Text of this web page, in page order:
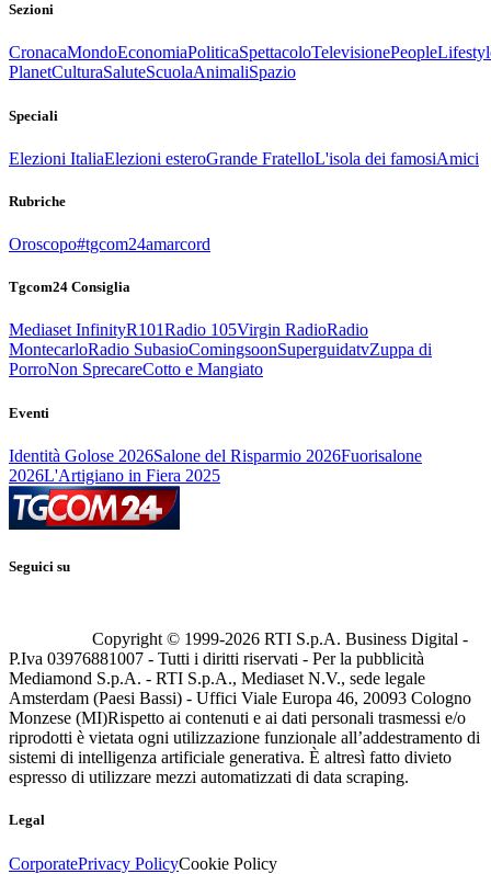
Sezioni
CronacaMondoEconomiaPoliticaSpettacoloTelevisionePeople
PlanetCulturaSaluteScuolaAnimaliSpazio
Speciali
Elezioni ItaliaElezioni esteroGrande FratelloL'isola dei famosiAmici
Rubriche
Oroscopo#tgcom24amarcord
Tgcom24 Consiglia
Mediaset InfinityR101Radio 105Virgin RadioRadio
MontecarloRadio SubasioComingsoonSuperguidatvZuppa di
PorroNon SprecareCotto e Mangiato
Eventi
Identità Golose 2026Salone del Risparmio 2026Fuorisalone
2026L'Artigiano in Fiera 2025
Seguici su
Copyright © 1999-2026 RTI S.p.A. Business Digital -
P.Iva 03976881007 - Tutti i diritti riservati - Per la pubblicità
Mediamond S.p.A. - RTI S.p.A., Mediaset N.V., sede legale
Amsterdam (Paesi Bassi) - Uffici Viale Europa 46, 20093 Cologno
Monzese (MI)Rispetto ai contenuti e ai dati personali trasmessi e/o
riprodotti è vietata ogni utilizzazione funzionale all’addestramento di
sistemi di intelligenza artificiale generativa. È altresì fatto divieto
espresso di utilizzare mezzi automatizzati di data scraping.
Legal
CorporatePrivacy PolicyCookie Policy